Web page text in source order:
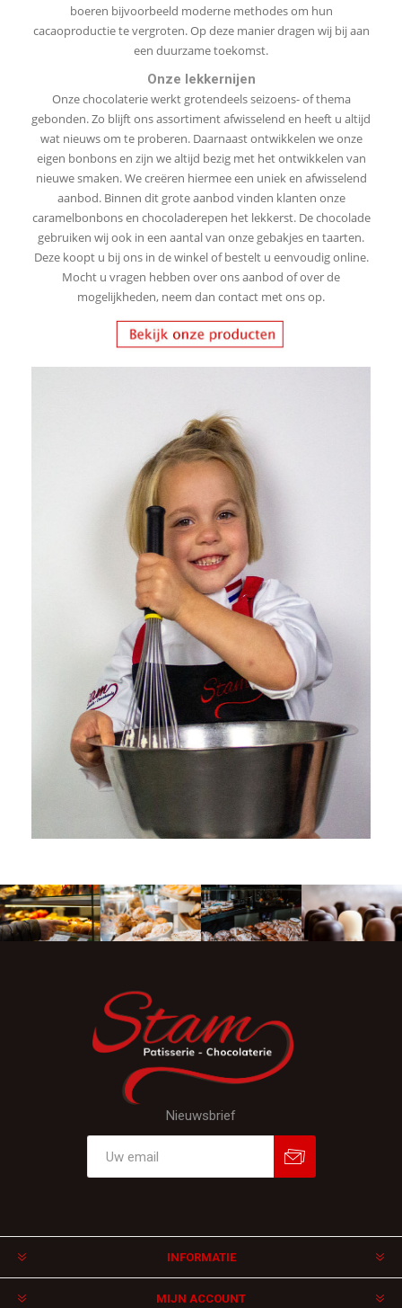
boeren bijvoorbeeld moderne methodes om hun
cacaoproductie te vergroten. Op deze manier dragen wij bij aan
een duurzame toekomst.
Onze lekkernijen
Onze chocolaterie werkt grotendeels seizoens- of thema
gebonden. Zo blijft ons assortiment afwisselend en heeft u altijd
wat nieuws om te proberen. Daarnaast ontwikkelen we onze
eigen bonbons en zijn we altijd bezig met het ontwikkelen van
nieuwe smaken. We creëren hiermee een uniek en afwisselend
aanbod. Binnen dit grote aanbod vinden klanten onze
caramelbonbons en chocoladerepen het lekkerst. De chocolade
gebruiken wij ook in een aantal van onze gebakjes en taarten.
Deze koopt u bij ons in de winkel of bestelt u eenvoudig online.
Mocht u vragen hebben over ons aanbod of over de
mogelijkheden, neem dan contact met ons op.
Nieuwsbrief
INFORMATIE
MIJN ACCOUNT